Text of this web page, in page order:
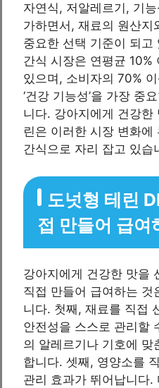
자연식, 저알레르기, 기
가하면서, 재료의 원산지
중요한 선택 기준이 되고
간식 시장은 연평균 10%
있으며, 소비자의 70% 이
‘건강 기능성’을 가장 중
니다. 강아지에게 건강한
린은 이러한 시장 변화에
간식으로 자리 잡고 있습
도넛형 테린
접 만들어 급여
강아지에게 건강한 맛을
직접 만들어 급여하는 것
니다. 첫째, 재료를 직접
안전성을 스스로 관리할
의 알레르기나 기호에 맞
합니다. 셋째, 영양소를
관리 효과가 뛰어납니다.